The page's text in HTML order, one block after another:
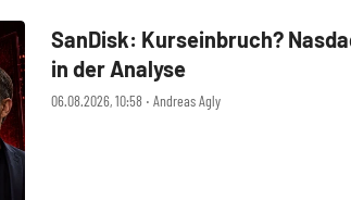
06.08.2026, 10:58 ‧ Andreas Agly
SanDisk: Kurseinbruch?
in der Analyse